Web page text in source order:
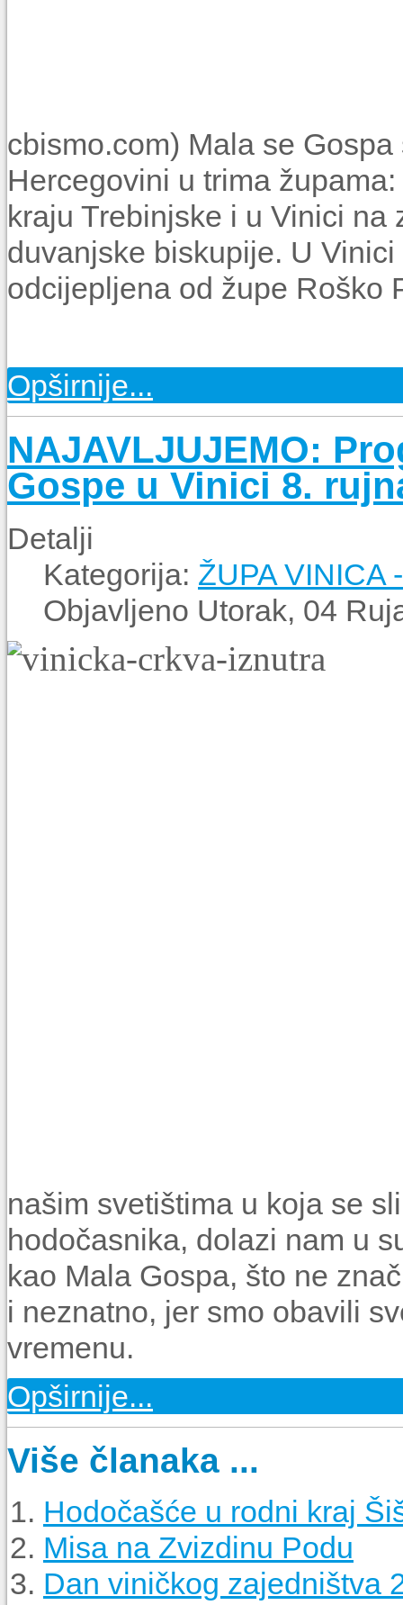
cbismo.com) Mala se
Hercegovini u trima
kraju Trebinjske i u Vinici na
duvanjske biskupije. U
odcijepljena od župe Roško
Opširnije...
NAJAVLJUJEMO:
Gospe u Vinici 8.
Detalji
Kategorija: ŽUPA VINICA
Objavljeno Utorak, 04
našim svetištima u koja se
hodočasnika, dolazi nam u
kao Mala Gospa, što ne
i neznatno, jer smo obavili
vremenu.
Opširnije...
Više članaka ...
Hodočašće u rodni kraj
Misa na Zvizdinu Podu
Dan viničkog zajedništva